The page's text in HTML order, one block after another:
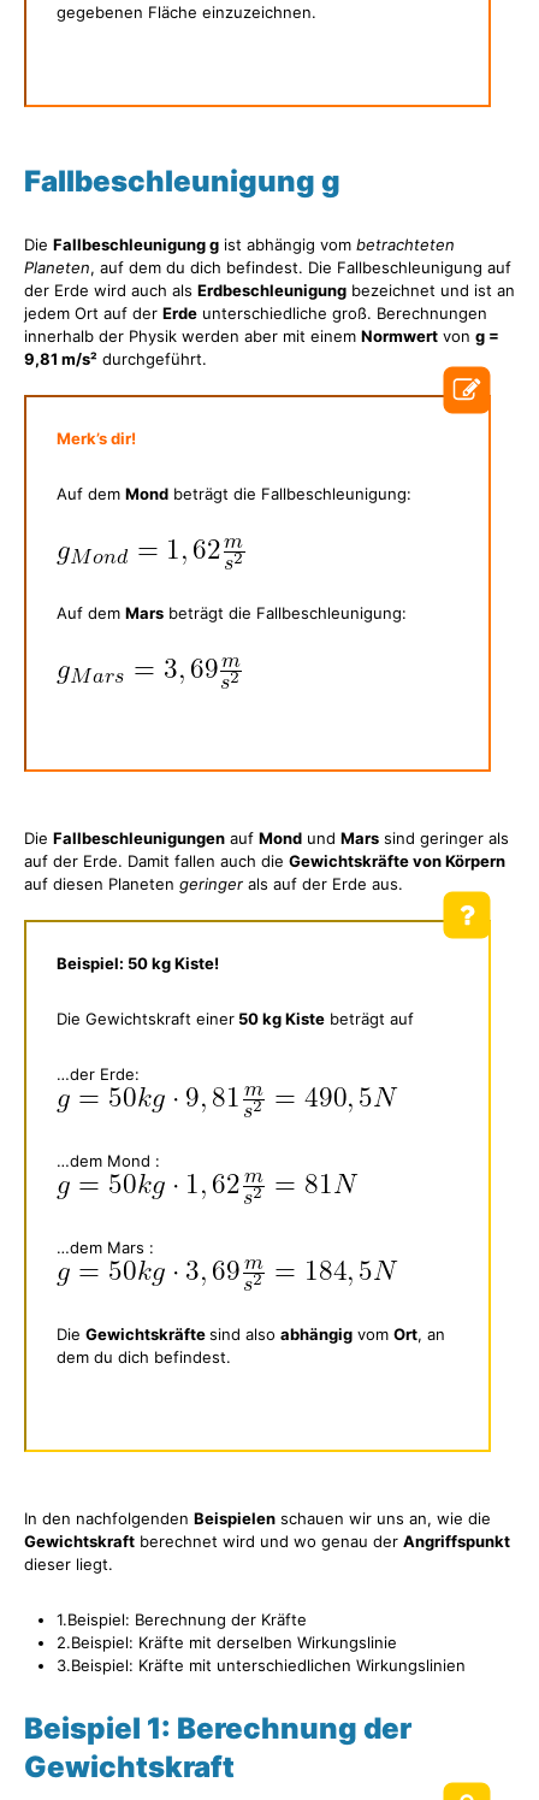
gegebenen Fläche einzuzeichnen.
Fallbeschleunigung g
Die Fallbeschleunigung g ist abhängig vom betrachteten
Planeten, auf dem du dich befindest. Die Fallbeschleunigung auf
der Erde wird auch als Erdbeschleunigung bezeichnet und ist an
jedem Ort auf der Erde unterschiedliche groß. Berechnungen
innerhalb der Physik werden aber mit einem Normwert von g =
9,81 m/s² durchgeführt.
Merk’s dir!
Auf dem Mond beträgt die Fallbeschleunigung:
Auf dem Mars beträgt die Fallbeschleunigung:
Die Fallbeschleunigungen auf Mond und Mars sind geringer als
auf der Erde. Damit fallen auch die Gewichtskräfte von Körpern
auf diesen Planeten geringer als auf der Erde aus.
Beispiel: 50 kg Kiste!
Die Gewichtskraft einer 50 kg Kiste beträgt auf
…der Erde:
…dem Mond :
…dem Mars :
Die Gewichtskräftesind also abhängig vom Ort, an
dem du dich befindest.
In den nachfolgenden Beispielen schauen wir uns an, wie die
Gewichtskraft berechnet wird und wo genau der Angriffspunkt
dieser liegt.
1.Beispiel: Berechnung der Kräfte
2.Beispiel: Kräfte mit derselben Wirkungslinie
3.Beispiel: Kräfte mit unterschiedlichen Wirkungslinien
Beispiel 1: Berechnung der
Gewichtskraft